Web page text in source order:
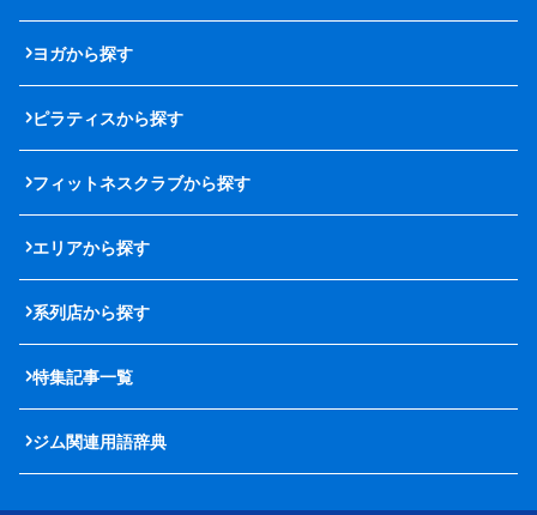
ヨガから探す
ピラティスから探す
フィットネスクラブから探す
エリアから探す
系列店から探す
特集記事一覧
ジム関連用語辞典